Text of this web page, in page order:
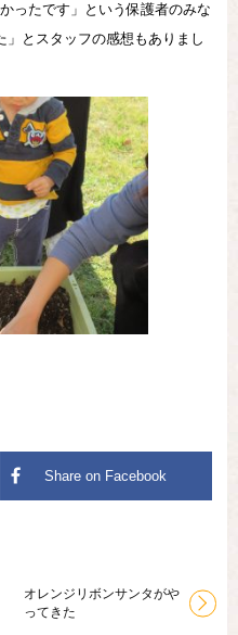
ったです」という保護者のみな
とスタッフの感想もありまし
オレンジリボンサンタがや
ってきた